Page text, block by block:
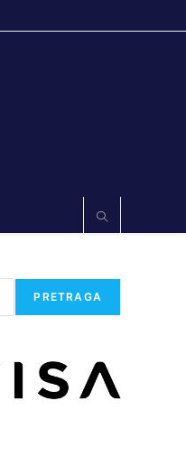
PRETRAGA